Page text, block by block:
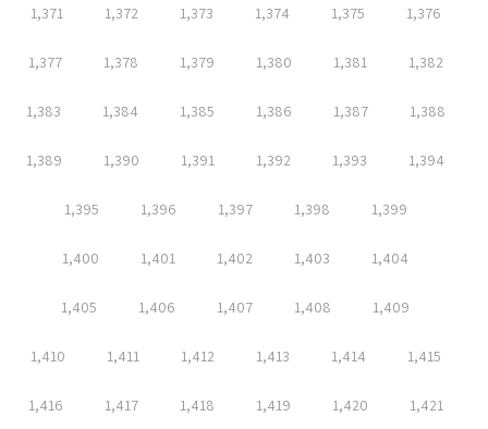
1,371 1,372 1,373 1,374 1,375 1,376
1,377 1,378 1,379 1,380 1,381 1,382
1,383 1,384 1,385 1,386 1,387 1,388
1,389 1,390 1,391 1,392 1,393 1,394
1,395 1,396 1,397 1,398 1,399
1,400 1,401 1,402 1,403 1,404
1,405 1,406 1,407 1,408 1,409
1,410 1,411 1,412 1,413 1,414 1,415
1,416 1,417 1,418 1,419 1,420 1,421